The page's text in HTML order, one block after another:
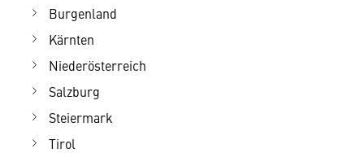
Burgenland
Kärnten
Niederösterreich
Salzburg
Steiermark
Tirol